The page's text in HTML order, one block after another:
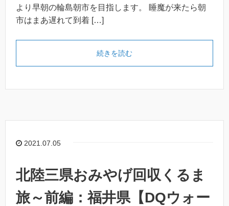
より早朝の輪島朝市を目指します。 睡魔が来たら朝
市はまあ遅れて到着 […]
続きを読む
2021.07.05
北陸三県おみやげ回収くるま
旅～前編：福井県【DQウォー